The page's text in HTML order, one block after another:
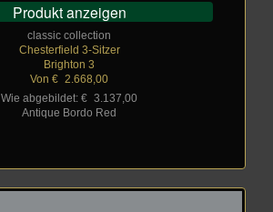
Produkt anzeigen
classic collection
Chesterfield 3-Sitzer
Brighton 3
Von € 2.668,00
Wie abgebildet: € 3.137,00
Antique Bordo Red